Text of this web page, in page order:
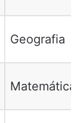
Geografia
Matemática